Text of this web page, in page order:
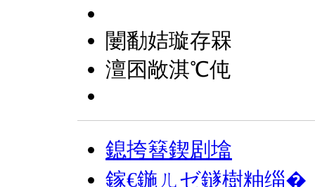
闄勫姞璇存槑
澶囨敞淇℃伅
鎴挎簮鍥剧墖
鎵€鍦ㄦゼ鐩樹粙缁�